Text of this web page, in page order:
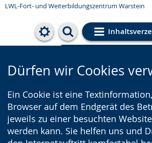
LWL-Fort- und Weiterbildungszentrum Warstein
Cookie-
Dürfen wir Cookies
Ein Cookie ist eine
Browser auf dem Endgerät des
jeweils zu einer besuchten
werden kann. Sie helfen uns und